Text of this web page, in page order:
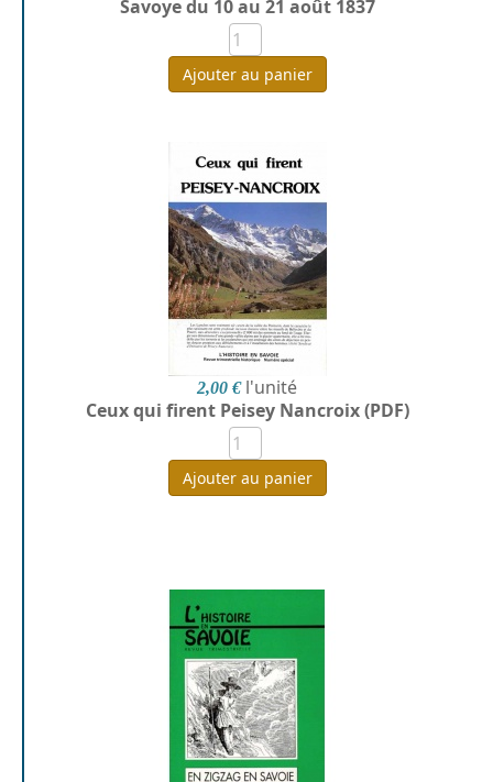
Savoye du 10 au 21 août 1837
Ajouter au panier
2,00 € l'unité
Ceux qui firent Peisey Nancroix (PDF)
Ajouter au panier